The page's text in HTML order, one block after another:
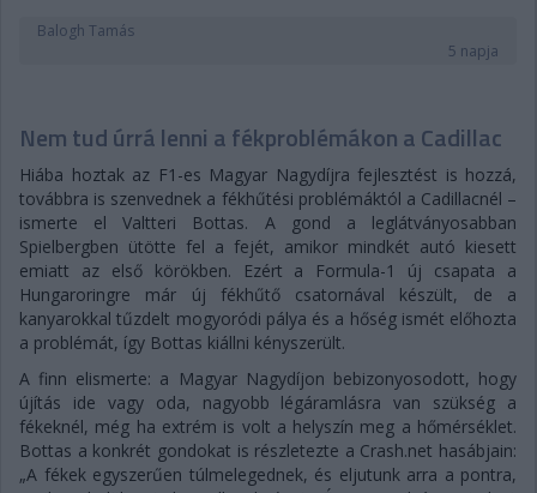
Balogh Tamás
5 napja
Nem tud úrrá lenni a fékproblémákon a Cadillac
Hiába hoztak az F1-es Magyar Nagydíjra fejlesztést is hozzá,
továbbra is szenvednek a fékhűtési problémáktól a Cadillacnél –
ismerte el Valtteri Bottas. A gond a leglátványosabban
Spielbergben ütötte fel a fejét, amikor mindkét autó kiesett
emiatt az első körökben. Ezért a Formula-1 új csapata a
Hungaroringre már új fékhűtő csatornával készült, de a
kanyarokkal tűzdelt mogyoródi pálya és a hőség ismét előhozta
a problémát, így Bottas kiállni kényszerült.
A finn elismerte: a Magyar Nagydíjon bebizonyosodott, hogy
újítás ide vagy oda, nagyobb légáramlásra van szükség a
fékeknél, még ha extrém is volt a helyszín meg a hőmérséklet.
Bottas a konkrét gondokat is részletezte a Crash.net hasábjain:
„A fékek egyszerűen túlmelegednek, és eljutunk arra a pontra,